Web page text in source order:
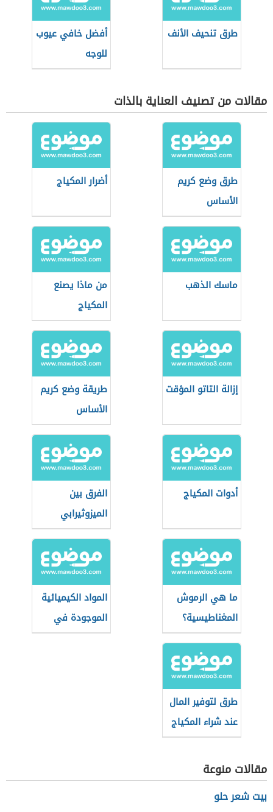
طرق تنحيف الأنف
أفضل خافي عيوب
للوجه
مقالات من تصنيف العناية بالذات
طرق وضع كريم
الأساس
أضرار المكياج
ماسك الذهب
من ماذا يصنع
المكياج
إزالة التاتو المؤقت
طريقة وضع كريم
الأساس
أدوات المكياج
الفرق بين
الميزوثيرابي
والبلازما للوجه
ما هي الرموش
المغناطيسية؟
المواد الكيميائية
الموجودة في
مستحضرات
طرق لتوفير المال
عند شراء المكياج
مقالات منوعة
بيت شعر حلو